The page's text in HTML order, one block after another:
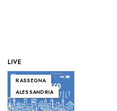
LIVE
RASSEGNA
ALESSANDRIA